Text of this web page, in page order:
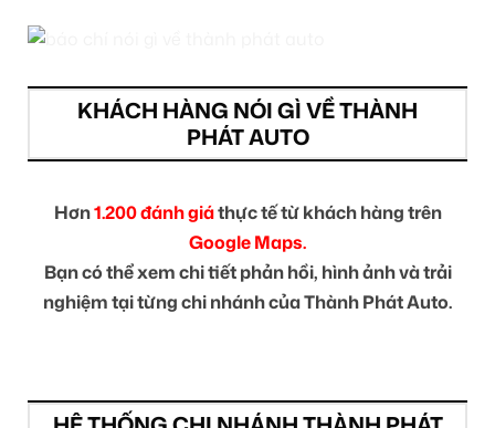
KHÁCH HÀNG NÓI GÌ VỀ THÀNH
PHÁT AUTO
Hơn1.200 đánh giáthực tế từ khách hàng trên
Google Maps.
Bạn có thể xem chi tiết phản hồi, hình ảnh và trải
nghiệm tại từng chi nhánh của Thành Phát Auto.